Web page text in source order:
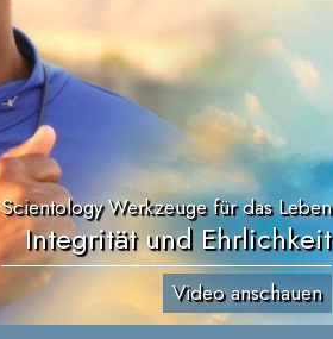
Scientology Werkzeuge für das Leben
Integrität und Ehrlichkeit
Video anschauen